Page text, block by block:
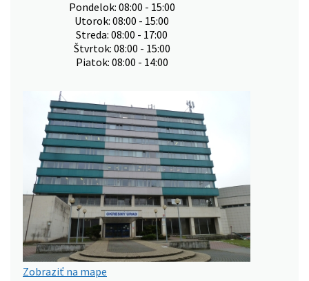
Pondelok: 08:00 - 15:00
Utorok: 08:00 - 15:00
Streda: 08:00 - 17:00
Štvrtok: 08:00 - 15:00
Piatok: 08:00 - 14:00
Zobraziť na mape